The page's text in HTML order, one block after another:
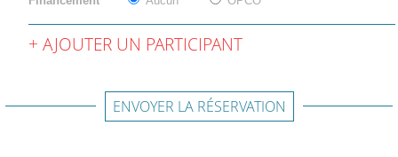
AJOUTER UN PARTICIPANT
ENVOYER LA RÉSERVATION